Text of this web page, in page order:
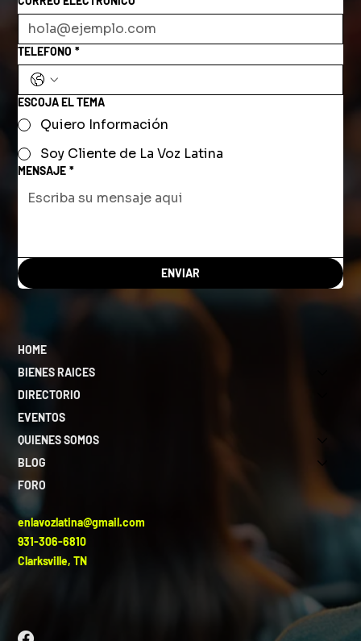
TELEFONO *
ESCOJA EL TEMA
Quiero Información
Soy Cliente de La Voz Latina
MENSAJE *
ENVIAR
HOME
BIENES RAICES
DIRECTORIO
EVENTOS
QUIENES SOMOS
BLOG
FORO
enlavozlatina@gmail.com
931-306-6810
Clarksville, TN